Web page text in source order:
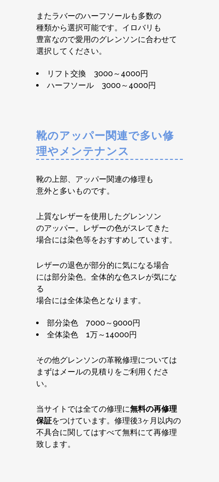
またラバーのハーフソールも多数の
種類から選択可能です。イロバリも
豊富なので愛用のグレンソンに合わせて
選択してください。
リフト交換 3000～4000円
ハーフソール 3000～4000円
靴のアッパー関連で多い修
理やメンテナンス
靴の上部、アッパー関連の修理も
意外と多いものです。
上質なレザーを使用したグレンソン
のアッパー。レザーの色がスレてきた
場合には染色等をおすすめしています。
レザーの退色が部分的に気になる場合
には部分染色。全体的な色スレが気にな
る
場合には全体染色となります。
部分染色 7000～9000円
全体染色 1万～14000円
その他グレンソンの革靴修理については
まずはメールの見積りをご利用くださ
い。
当サイトでは全ての修理に無料の再修理
保証をつけています。修理後3ヶ月以内の
不具合に関してはすべて無料にて再修理
致します。